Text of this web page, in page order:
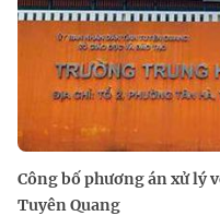
Công bố phương án xử lý
Tuyên Quang